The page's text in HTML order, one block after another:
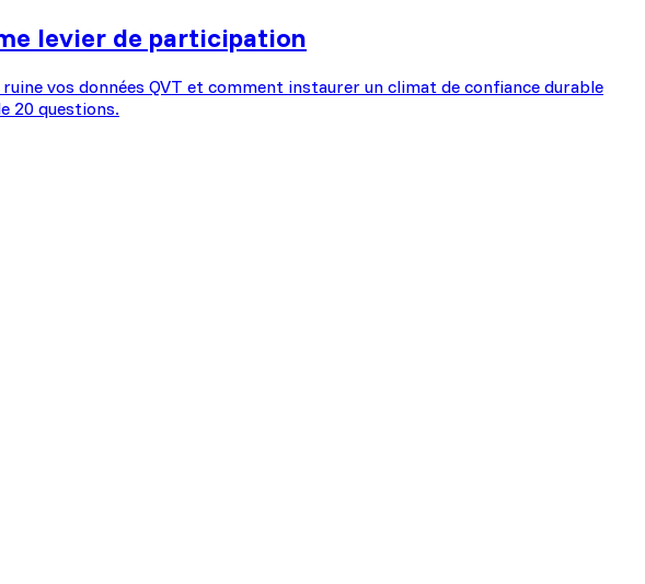
levier de participation
vos données QVT et comment instaurer un climat de confiance durable
20 questions.